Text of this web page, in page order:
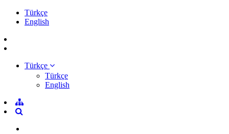
Türkçe
English
Türkçe
Türkçe
English